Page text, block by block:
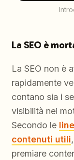
La SEO è
La SEO non è
rapidamente
contano sia i
visibilità nei
Secondo le
contenuti utili
premiare